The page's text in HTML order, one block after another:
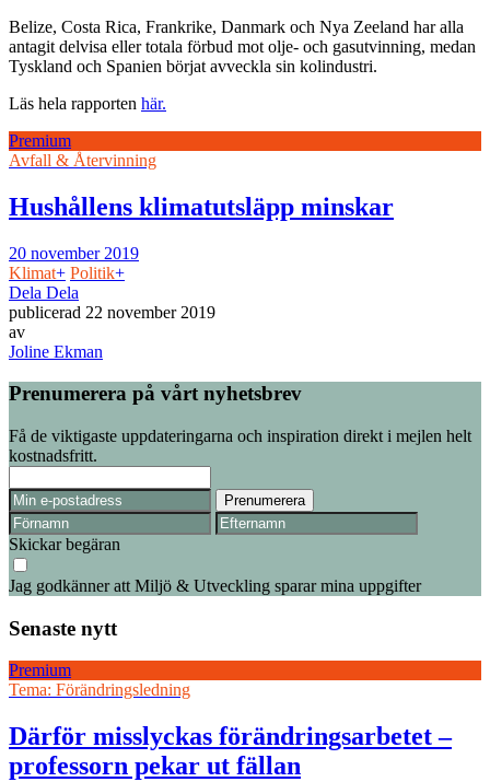
Belize, Costa Rica, Frankrike, Danmark och Nya Zeeland har alla
antagit delvisa eller totala förbud mot olje- och gasutvinning, medan
Tyskland och Spanien börjat avveckla sin kolindustri.
Läs hela rapporten här.
Premium
Avfall & Återvinning
Hushållens klimatutsläpp minskar
20 november 2019
Klimat+ Politik+
Dela Dela
publicerad 22 november 2019
av
Joline Ekman
Prenumerera på vårt nyhetsbrev
Få de viktigaste uppdateringarna och inspiration direkt i mejlen helt
kostnadsfritt.
Skickar begäran
Jag godkänner att Miljö & Utveckling sparar mina uppgifter
Senaste nytt
Premium
Tema: Förändringsledning
Därför misslyckas förändringsarbetet –
professorn pekar ut fällan